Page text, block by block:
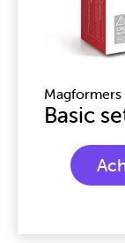
Magformers
Basic